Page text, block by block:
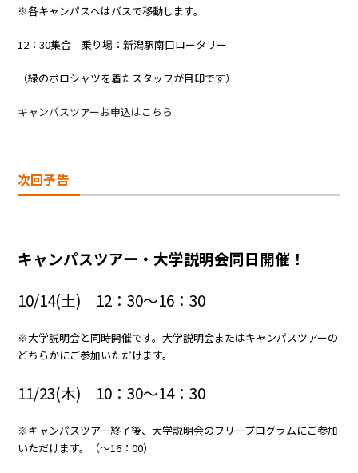
※各キャンパスへはバスで移動します。
12：30集合 乗り場：新潟駅南口ロータリー
（緑のポロシャツを着たスタッフが目印です）
キャンパスツアーお申込はこちら
次回予告
キャンパスツアー・大学説明会同日開催！
10/14(土) 12：30～16：30
※大学説明会と同時開催です。大学説明会またはキャンパスツアーの
どちらかにご参加いただけます。
11/23(木) 10：30～14：30
※キャンパスツアー終了後、大学説明会のフリープログラムにご参加
いただけます。（～16：00）